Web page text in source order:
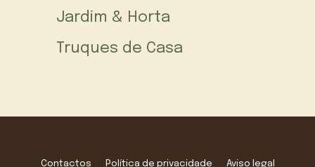
Jardim & Horta
Truques de Casa
Contactos Política de privacidade Aviso legal